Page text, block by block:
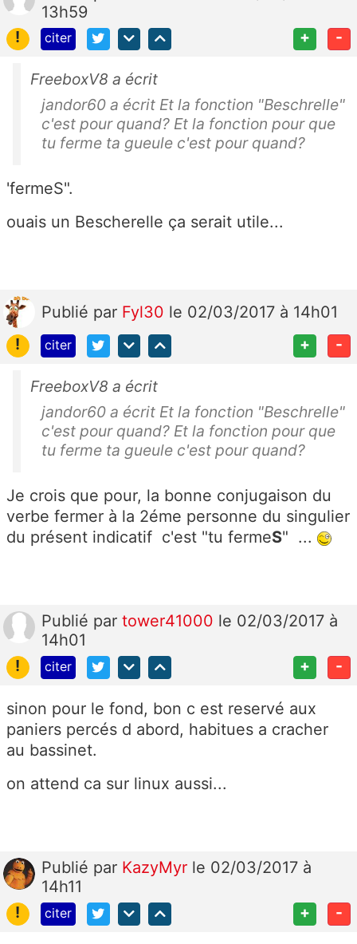
13h59
!
citer + -
FreeboxV8 a écrit
jandor60 a écrit Et la fonction "Beschrelle"
c'est pour quand? Et la fonction pour que
tu ferme ta gueule c'est pour quand?
'fermeS".
ouais un Bescherelle ça serait utile...
Publié par Fyl30 le 02/03/2017 à 14h01
!
citer + -
FreeboxV8 a écrit
jandor60 a écrit Et la fonction "Beschrelle"
c'est pour quand? Et la fonction pour que
tu ferme ta gueule c'est pour quand?
Je crois que pour, la bonne conjugaison du
verbe fermer à la 2éme personne du singulier
du présent indicatif c'est "tu fermeS" ...
Publié par tower41000 le 02/03/2017 à
14h01
!
citer + -
sinon pour le fond, bon c est reservé aux
paniers percés d abord, habitues a cracher
au bassinet.
on attend ca sur linux aussi...
Publié par KazyMyr le 02/03/2017 à
14h11
!
citer + -